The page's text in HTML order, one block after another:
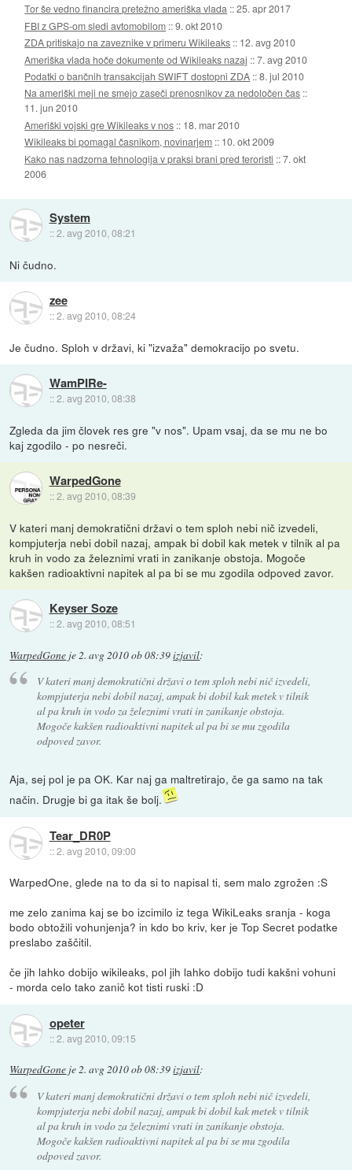
Tor še vedno financira pretežno ameriška vlada ::25. apr 2017
FBI z GPS-om sledi avtomobilom ::9. okt 2010
ZDA pritiskajo na zaveznike v primeru Wikileaks :: 12. avg 2010
Ameriška vlada hoče dokumente od Wikileaks nazaj ::7. avg 2010
Podatki o bančnih transakcijah SWIFT dostopni ZDA ::8. jul 2010
Na ameriški meji ne smejo zaseči prenosnikov za nedoločen čas ::
11. jun 2010
Ameriški vojski gre Wikileaks v nos :: 18. mar 2010
Wikileaks bi pomagal časnikom, novinarjem :: 10. okt 2009
Kako nas nadzorna tehnologija v praksi brani pred teroristi ::7. okt
2006
System
::2. avg 2010, 08:21
Ni čudno.
zee
::2. avg 2010, 08:24
Je čudno. Sploh v državi, ki "izvaža" demokracijo po svetu.
WamPIRe-
::2. avg 2010, 08:38
Zgleda da jim človek res gre "v nos". Upam vsaj, da se mu ne bo
kaj zgodilo - po nesreči.
WarpedGone
::2. avg 2010, 08:39
V kateri manj demokratični državi o tem sploh nebi nič izvedeli,
kompjuterja nebi dobil nazaj, ampak bi dobil kak metek v tilnik al pa
kruh in vodo za železnimi vrati in zanikanje obstoja. Mogoče
kakšen radioaktivni napitek al pa bi se mu zgodila odpoved zavor.
Keyser Soze
::2. avg 2010, 08:51
WarpedGone je2. avg 2010 ob 08:39izjavil:
V kateri manj demokratični državi o tem sploh nebi nič izvedeli,
kompjuterja nebi dobil nazaj, ampak bi dobil kak metek v tilnik
al pa kruh in vodo za železnimi vrati in zanikanje obstoja.
Mogoče kakšen radioaktivni napitek al pa bi se mu zgodila
odpoved zavor.
Aja, sej pol je pa OK. Kar naj ga maltretirajo, če ga samo na tak
način. Drugje bi ga itak še bolj.
Tear_DR0P
::2. avg 2010, 09:00
WarpedOne, glede na to da si to napisal ti, sem malo zgrožen :S
me zelo zanima kaj se bo izcimilo iz tega WikiLeaks sranja - koga
bodo obtožili vohunjenja? in kdo bo kriv, ker je Top Secret podatke
preslabo zaščitil.
če jih lahko dobijo wikileaks, pol jih lahko dobijo tudi kakšni vohuni
- morda celo tako zanič kot tisti ruski :D
opeter
::2. avg 2010, 09:15
WarpedGone je2. avg 2010 ob 08:39izjavil:
V kateri manj demokratični državi o tem sploh nebi nič izvedeli,
kompjuterja nebi dobil nazaj, ampak bi dobil kak metek v tilnik
al pa kruh in vodo za železnimi vrati in zanikanje obstoja.
Mogoče kakšen radioaktivni napitek al pa bi se mu zgodila
odpoved zavor.